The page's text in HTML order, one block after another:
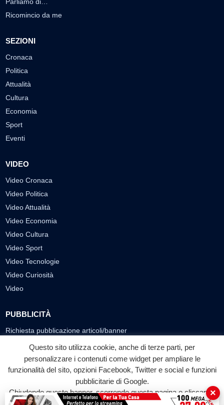
Ricomincio da me
SEZIONI
Cronaca
Politica
Attualità
Cultura
Economia
Sport
Eventi
VIDEO
Video Cronaca
Video Politica
Video Attualità
Video Economia
Video Cultura
Video Sport
Video Tecnologie
Video Curiosità
Video
PUBBLICITÀ
Richiesta pubblicazione articoli/banner
SEGUICI SUI SOCIAL
f
Facebook
◎ ▶
YouTube
Questo sito utilizza cookie, anche di terze parti, per
personalizzare i contenuti come widget per ampliare le
funzionalità del sito, opzioni Facebook, Twitter e social e funzioni
pubblicitarie di Google.
Chiudendo questo banner, scorrendo questa pagina o cliccando
×